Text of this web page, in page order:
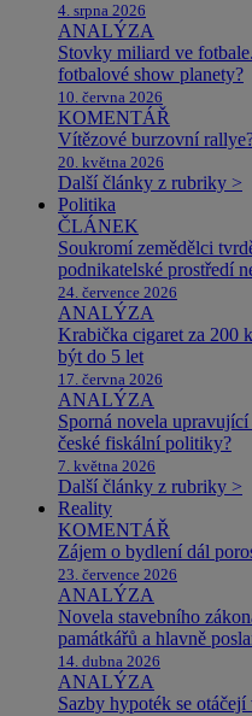
4. srpna 2026
ANALÝZA
Stovky miliard ve
fotbalové show planety?
10. června 2026
KOMENTÁŘ
Vítězové burzovní
20. května 2026
Další články z rubriky >
Politika
ČLÁNEK
Soukromí zemědělci
podnikatelské prostředí
24. července 2026
ANALÝZA
Krabička cigaret za 200
být do 5 let
17. června 2026
ANALÝZA
Sporná novela
české fiskální politiky?
7. května 2026
Další články z rubriky >
Reality
KOMENTÁŘ
Zájem o bydlení dál
23. července 2026
ANALÝZA
Novela stavebního
památkářů a hlavně
14. dubna 2026
ANALÝZA
Sazby hypoték se